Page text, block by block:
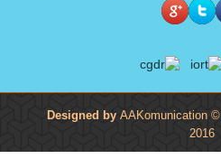
AAKomunication ©
2016